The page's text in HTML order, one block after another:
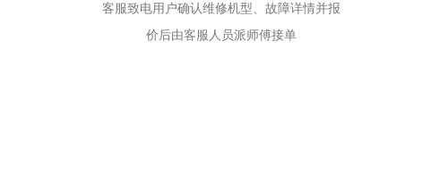
客服致电用户确认维修机型、故障详情并报
价后由客服人员派师傅接单